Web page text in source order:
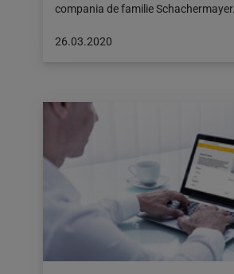
compania de familie
Articol
26.03.2020